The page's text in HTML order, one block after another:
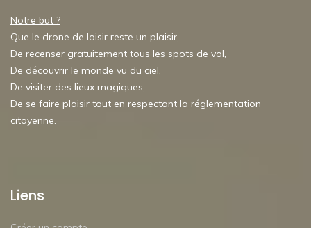
Notre but ?
Que le drone de loisir reste un plaisir,
De recenser gratuitement tous les spots de vol,
De découvrir le monde vu du ciel,
De visiter des lieux magiques,
De se faire plaisir tout en respectant la réglementation
citoyenne.
Liens